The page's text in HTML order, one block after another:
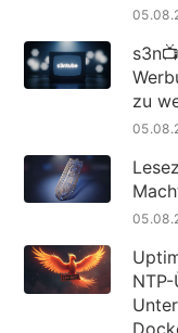
zu